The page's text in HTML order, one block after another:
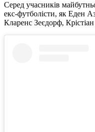
Серед учасників
екс-футболісти, як Еден
Кларенс Зеєдорф,